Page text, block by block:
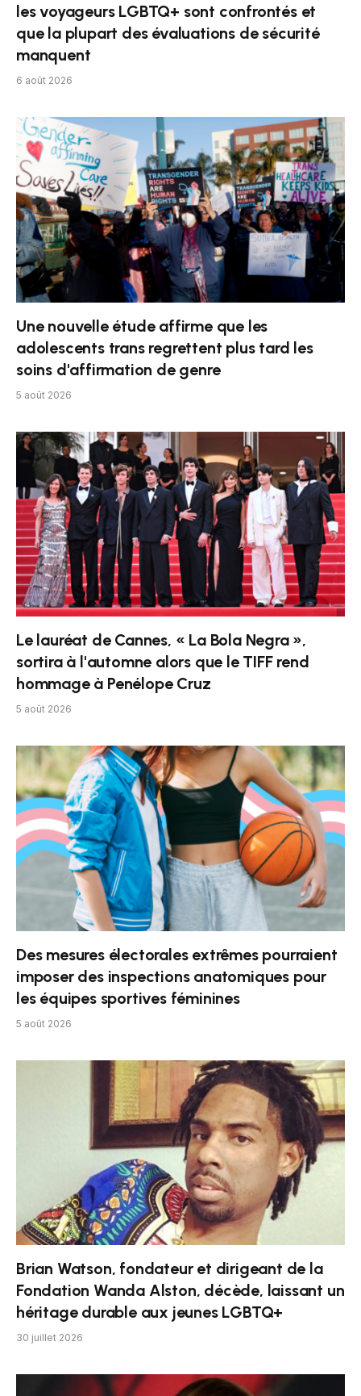
les voyageurs LGBTQ+ sont confrontés et
que la plupart des évaluations de sécurité
manquent
6 août 2026
Une nouvelle étude affirme que les
adolescents trans regrettent plus tard les
soins d'affirmation de genre
5 août 2026
Le lauréat de Cannes, « La Bola Negra »,
sortira à l'automne alors que le TIFF rend
hommage à Penélope Cruz
5 août 2026
Des mesures électorales extrêmes pourraient
imposer des inspections anatomiques pour
les équipes sportives féminines
5 août 2026
Brian Watson, fondateur et dirigeant de la
Fondation Wanda Alston, décède, laissant un
héritage durable aux jeunes LGBTQ+
30 juillet 2026